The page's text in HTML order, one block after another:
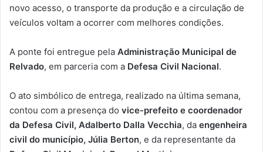
novo acesso, o transporte da produção e a circulação de
veículos voltam a ocorrer com melhores condições.
A ponte foi entregue pela Administração Municipal de
Relvado, em parceria com a Defesa Civil Nacional.
O ato simbólico de entrega, realizado na última semana,
contou com a presença do vice-prefeito e coordenador
da Defesa Civil, Adalberto Dalla Vecchia, da engenheira
civil do município, Júlia Berton, e da representante da